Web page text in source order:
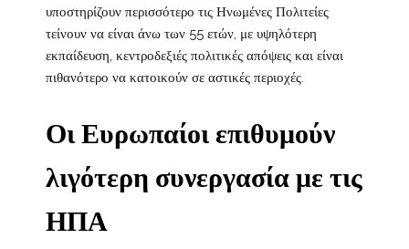
υποστηρίζουν περισσότερο τις Ηνωμένες Πολιτείες
τείνουν να είναι άνω των 55 ετών, με υψηλότερη
εκπαίδευση, κεντροδεξιές πολιτικές απόψεις και είναι
πιθανότερο να κατοικούν σε αστικές περιοχές.
Οι Ευρωπαίοι επιθυμούν
λιγότερη συνεργασία με τις
ΗΠΑ